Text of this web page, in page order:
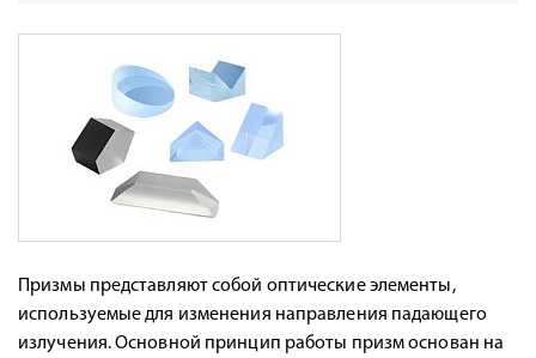
Призмы представляют собой оптические элементы,
используемые для изменения направления падающего
излучения. Основной принцип работы призм основан на